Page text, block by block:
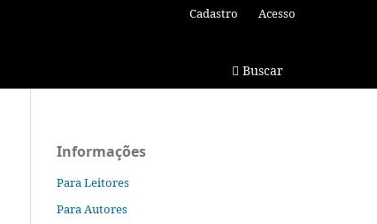
Buscar
Cadastro Acesso
Informações
Para Leitores
Para Autores